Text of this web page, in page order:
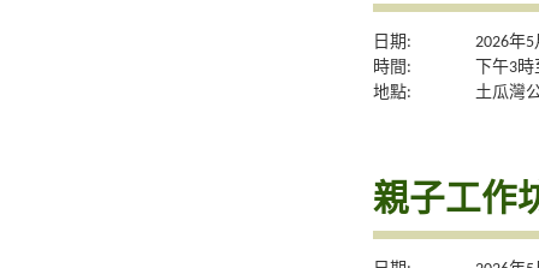
日期:
2026年
時間:
下午3
地點:
土瓜灣
親子工作